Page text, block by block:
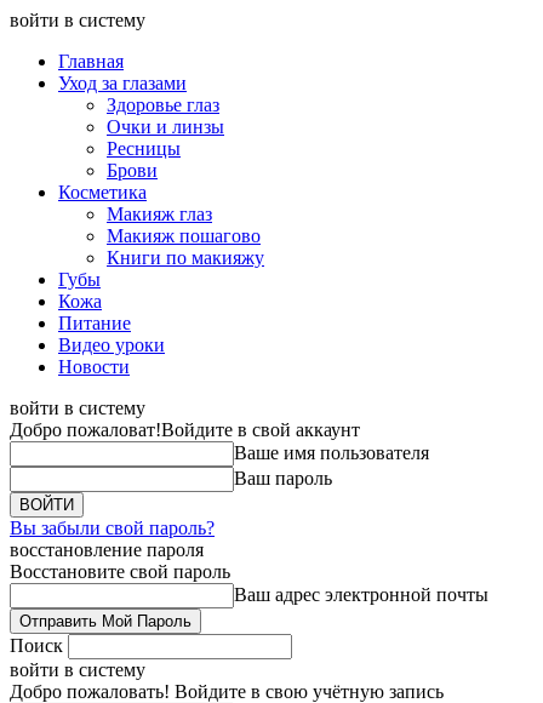
войти в систему
Главная
Уход за глазами
Здоровье глаз
Очки и линзы
Ресницы
Брови
Косметика
Макияж глаз
Макияж пошагово
Книги по макияжу
Губы
Кожа
Питание
Видео уроки
Новости
войти в систему
Добро пожаловат!Войдите в свой аккаунт
Ваше имя пользователя
Ваш пароль
Вы забыли свой пароль?
восстановление пароля
Восстановите свой пароль
Ваш адрес электронной почты
Поиск
войти в систему
Добро пожаловать! Войдите в свою учётную запись